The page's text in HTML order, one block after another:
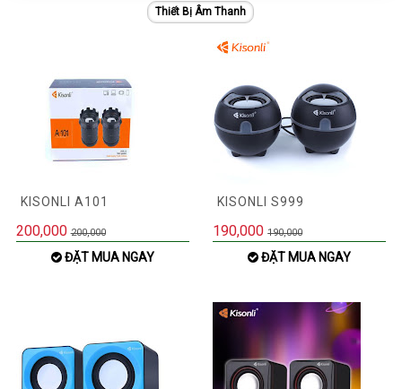
Thiết Bị Âm Thanh
KISONLI A101
200,000 200,000
ĐẶT MUA NGAY
KISONLI S999
190,000 190,000
ĐẶT MUA NGAY